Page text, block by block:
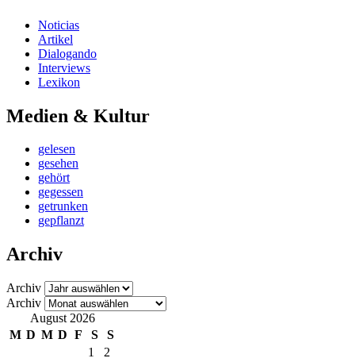
Noticias
Artikel
Dialogando
Interviews
Lexikon
Medien & Kultur
gelesen
gesehen
gehört
gegessen
getrunken
gepflanzt
Archiv
Archiv
Archiv
August 2026
M D M D F S
S
1
2